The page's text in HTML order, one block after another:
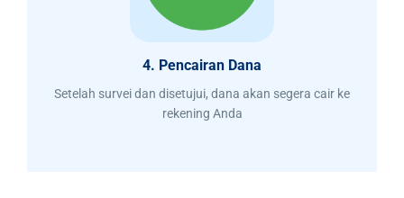
4. Pencairan Dana
Setelah survei dan disetujui, dana akan segera cair ke
rekening Anda